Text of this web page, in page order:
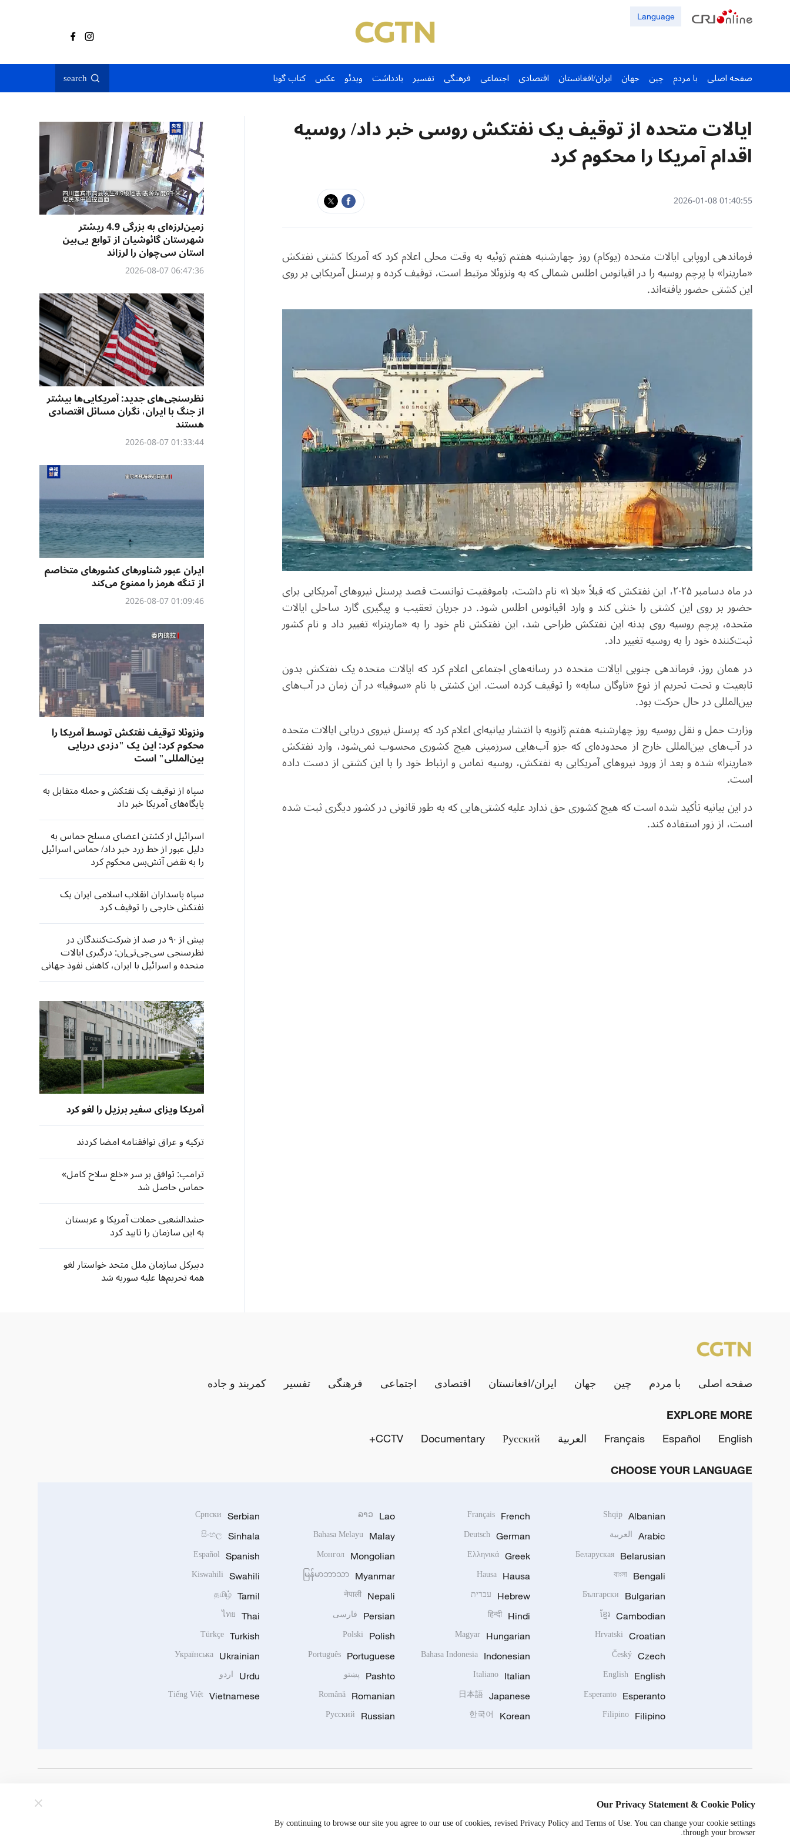
Language
صفحه اصلی با مردم چین جهان ایران/افغانستان اقتصادی اجتماعی فرهنگی تفسیر یادداشت ویدئو عکس کتاب گویا search
ایالات متحده از توقیف یک نفتکش روسی خبر داد/ روسیه
اقدام آمریکا را محکوم کرد
01:40:55 2026-01-08
فرماندهی اروپایی ایالات متحده (یوکام) روز چهارشنبه هفتم ژوئیه به وقت محلی اعلام کرد که آمریکا کشتی نفتکش
«مارینرا» با پرچم روسیه را در اقیانوس اطلس شمالی که به ونزوئلا مرتبط است، توقیف کرده و پرسنل آمریکایی بر روی
این کشتی حضور یافته‌اند.
در ماه دسامبر ۲۰۲۵، این نفتکش که قبلاً «بلا ۱» نام داشت، باموفقیت توانست قصد پرسنل نیروهای آمریکایی برای
حضور بر روی این کشتی را خنثی کند و وارد اقیانوس اطلس شود. در جریان تعقیب و پیگیری گارد ساحلی ایالات
متحده، پرچم روسیه روی بدنه این نفتکش طراحی شد، این نفتکش نام خود را به «مارینرا» تغییر داد و نام کشور
ثبت‌کننده خود را به روسیه تغییر داد.
در همان روز، فرماندهی جنوبی ایالات متحده در رسانه‌های اجتماعی اعلام کرد که ایالات متحده یک نفتکش بدون
تابعیت و تحت تحریم از نوع «ناوگان سایه» را توقیف کرده است. این کشتی با نام «سوفیا» در آن زمان در آب‌های
بین‌المللی در حال حرکت بود.
وزارت حمل و نقل روسیه روز چهارشنبه هفتم ژانویه با انتشار بیانیه‌ای اعلام کرد که پرسنل نیروی دریایی ایالات متحده
در آب‌های بین‌المللی خارج از محدوده‌ای که جزو آب‌هایی سرزمینی هیچ کشوری محسوب نمی‌شود، وارد نفتکش
«مارینرا» شده و بعد از ورود نیروهای آمریکایی به نفتکش، روسیه تماس و ارتباط خود را با این کشتی از دست داده
است.
در این بیانیه تأکید شده است که هیچ کشوری حق ندارد علیه کشتی‌‌هایی که به طور قانونی در کشور دیگری ثبت شده
است، از زور استفاده کند.
زمین‌لرزه‌ای به بزرگی 4.9 ریشتر
شهرستان گائوشیان از توابع یی‌بین
استان سی‌چوان را لرزاند
06:47:36 2026-08-07
نظرسنجی‌‌های جدید: آمریکایی‌ها بیشتر
از جنگ با ایران، نگران مسائل اقتصادی
هستند
01:33:44 2026-08-07
ایران عبور شناورهای کشورهای متخاصم
از تنگه هرمز را ممنوع می‌کند
01:09:46 2026-08-07
ونزوئلا توقیف نفتکش توسط آمریکا را
محکوم کرد: این یک "دزدی دریایی
بین‌المللی" است
سپاه از توقیف یک نفتکش و حمله متقابل به
پایگاه‌های آمریکا خبر داد
اسرائیل از کشتن اعضای مسلح حماس به
دلیل عبور از خط زرد خبر داد/ حماس اسرائیل
را به نقض آتش‌بس محکوم کرد
سپاه پاسداران انقلاب اسلامی ایران یک
نفتکش خارجی را توقیف کرد
بیش از ۹۰ در صد از شرکت‌کنندگان در
نظرسنجی سی‌جی‌تی‌اِن: درگیری ایالات
متحده و اسرائیل با ایران، کاهش نفوذ جهانی
آمریکا را آشکار کرد
آمریکا ویزای سفیر برزیل را لغو کرد
ترکیه و عراق توافقنامه امضا کردند
ترامپ: توافق بر سر «خلع سلاح کامل»
حماس حاصل شد
حشدالشعبی حملات آمریکا و عربستان
به این سازمان را تایید کرد
دبیرکل سازمان ملل متحد خواستار لغو
همه تحریم‌ها علیه سوریه شد
صفحه اصلی با مردم چین جهان ایران/افغانستان اقتصادی اجتماعی فرهنگی تفسیر کمربند و جاده
EXPLORE MORE
English
Español
Français العربية Русский
Documentary
CCTV+
CHOOSE YOUR LANGUAGE
Albanian
Shqip
Arabic العربية
Belarusian
Беларуская
Bengali
বাংলা
Bulgarian
Български
Cambodian
ខ្មែរ
Croatian
Hrvatski
Czech
Český
English
English
Esperanto
Esperanto
Filipino
Filipino
French
Français
German
Deutsch
Greek
Ελληνικά
Hausa
Hausa
Hebrew עברית
Hindi
हिन्दी
Hungarian
Magyar
Indonesian
Bahasa Indonesia
Italian
Italiano
Japanese
日本語
Korean
한국어
Lao
ລາວ
Malay
Bahasa Melayu
Mongolian
Монгол
Myanmar
မြန်မာဘာသာ
Nepali
नेपाली
Persian فارسی
Polish
Polski
Portuguese
Português
Pashto پښتو
Romanian
Română
Russian
Русский
Serbian
Српски
Sinhala
සිංහල
Spanish
Español
Swahili
Kiswahili
Tamil
தமிழ்
Thai
ไทย
Turkish
Türkçe
Ukrainian
Українська
Urdu اردو
Vietnamese
Tiếng Việt
Our Privacy Statement & Cookie Policy
By continuing to browse our site you agree to our use of cookies, revised Privacy Policy and Terms of Use. You can change your cookie settings
through your browser.